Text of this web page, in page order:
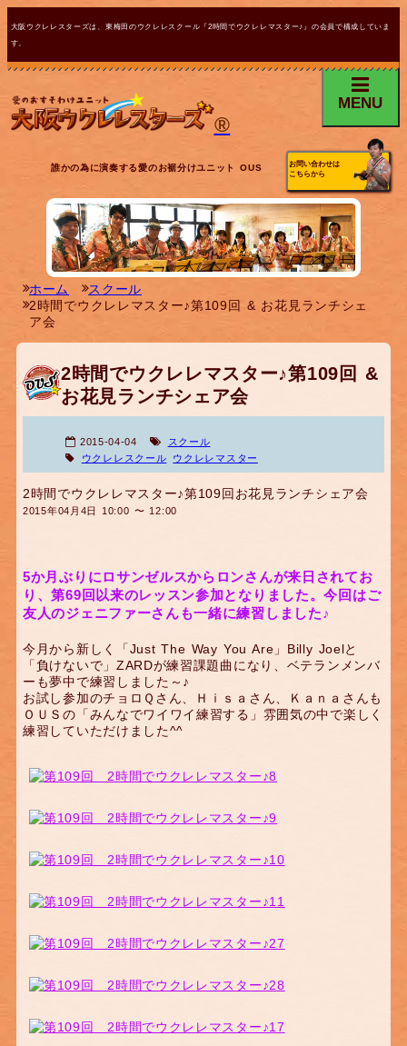
大阪ウクレレスターズは、東梅田のウクレレスクール『2時間でウクレレマスター♪』の会員で構成していま
す。
®
MENU
誰かの為に演奏する愛のお裾分けユニット OUS
お問い合わせは
こちらから
ホーム
スクール
2時間でウクレレマスター♪第109回 & お花見ランチシェ
ア会
2時間でウクレレマスター♪第109回 &
お花見ランチシェア会
2015-04-04
スクール
ウクレレスクール
ウクレレマスター
2時間でウクレレマスター♪第109回お花見ランチシェア会
2015年04月4日 10:00 〜 12:00
5か月ぶりにロサンゼルスからロンさんが来日されてお
り、第69回以来のレッスン参加となりました。今回はご
友人のジェニファーさんも一緒に練習しました♪
今月から新しく「Just The Way You Are」Billy Joelと
「負けないで」ZARDが練習課題曲になり、ベテランメンバ
ーも夢中で練習しました～♪
お試し参加のチョロＱさん、Ｈｉｓａさん、Ｋａｎａさんも
ＯＵＳの「みんなでワイワイ練習する」雰囲気の中で楽しく
練習していただけました^^